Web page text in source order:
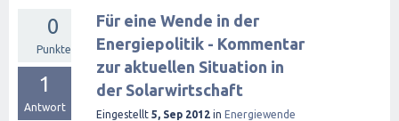
0
Punkte
1
Antwort
Für eine Wende in der
Energiepolitik - Kommentar
zur aktuellen Situation in
der Solarwirtschaft
Eingestellt 5, Sep 2012 in Energiewende